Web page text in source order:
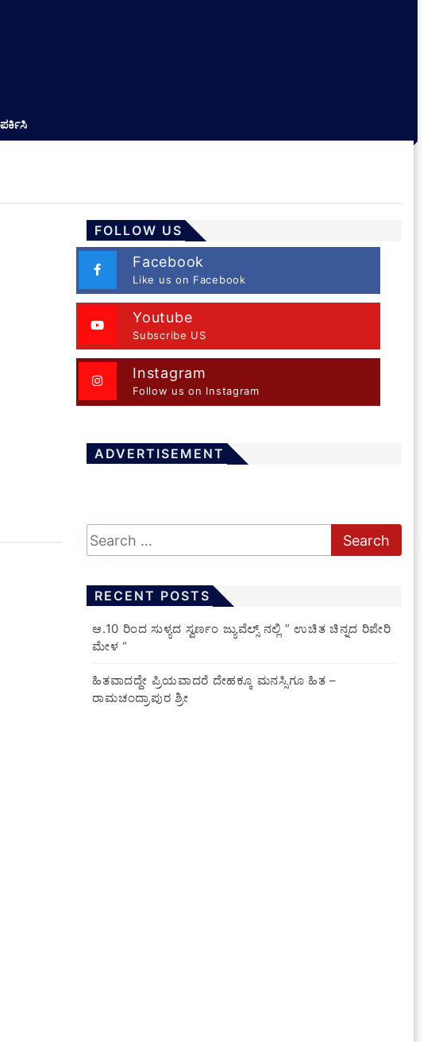
FOLLOW US
Facebook
Like us on Facebook
Youtube
Subscribe US
Instagram
Follow us on Instagram
ADVERTISEMENT
RECENT POSTS
ಆ.10 ರಿಂದ ಸುಳ್ಯದ ಸ್ವರ್ಣಂ ಜ್ಯುವೆಲ್ಸ್ ನಲ್ಲಿ ” ಉಚಿತ ಚಿನ್ನದ ರಿಪೇರಿ
ಮೇಳ “
ಹಿತವಾದದ್ದೇ ಪ್ರಿಯವಾದರೆ ದೇಹಕ್ಕೂ ಮನಸ್ಸಿಗೂ ಹಿತ –
ರಾಮಚಂದ್ರಾಪುರ ಶ್ರೀ